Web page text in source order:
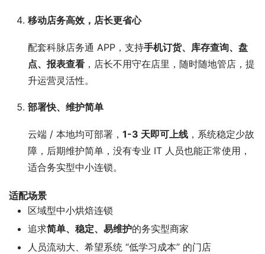
移动店务高效，店长更省心
配套科脉店务通 APP，支持手机订货、库存查询、盘
点、报表查看 ，店长不用守在店里，随时随地管店，提
升运营灵活性。
部署快、维护简单
云端 / 本地均可部署， 1-3 天即可上线 ，系统稳定少故
障，后期维护简单，没有专业 IT 人员也能正常使用，
适合务实型中小连锁。
适配场景
区域型中小烘焙连锁
追求简单、稳定、易维护的务实型商家
人员流动大、希望系统 “低学习成本” 的门店